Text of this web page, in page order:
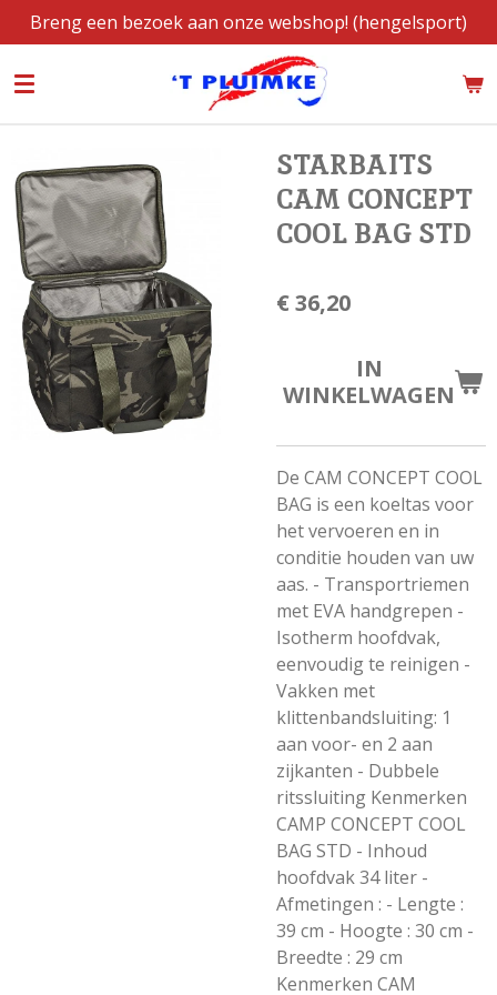
direct
naar
Breng een bezoek aan onze webshop! (hengelsport)
STARBAITS
CAM CONCEPT
COOL BAG STD
€ 36,20
IN
WINKELWAGEN
De CAM CONCEPT COOL
BAG is een koeltas voor
het vervoeren en in
conditie houden van uw
aas. - Transportriemen
met EVA handgrepen -
Isotherm hoofdvak,
eenvoudig te reinigen -
Vakken met
klittenbandsluiting: 1
aan voor- en 2 aan
zijkanten - Dubbele
ritssluiting Kenmerken
CAMP CONCEPT COOL
BAG STD - Inhoud
hoofdvak 34 liter -
Afmetingen : - Lengte :
39 cm - Hoogte : 30 cm -
Breedte : 29 cm
Kenmerken CAM